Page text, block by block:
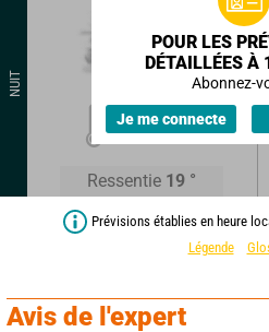
NUIT
20°
Ressentie 19 °
POUR LES
DÉTAILLÉES À
Abonnez-
Je me connecte
Prévisions établies en heure
Légende
Avis de l'expert